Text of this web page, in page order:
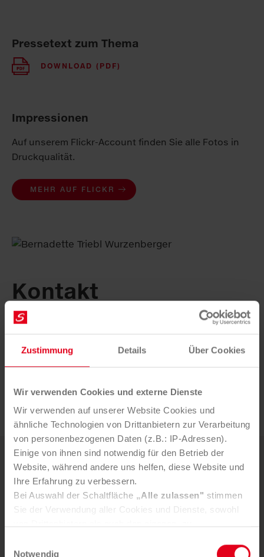
Zustimmung Details Über Cookies
Wir verwenden Cookies und externe Dienste
Wir verwenden auf unserer Website Cookies und
ähnliche Technologien von Drittanbietern zur Verarbeitung
von personenbezogenen Daten (z.B.: IP-Adressen).
Einige von ihnen sind notwendig für den Betrieb der
Website, während andere uns helfen, diese Website und
Ihre Erfahrung zu verbessern.
Bei Auswahl der Schaltfläche „Alle zulassen" stimmen
Sie der Verwendung aller Cookies und Dienste, sowohl
selbst zu entscheiden, welche Cookies-Setzung Sie
Notwendig
Pressetext zum Thema
DOWNLOAD (PDF)
Impressionen
Auf unserem Flickr-Account finden Sie alle Fotos in
Druckqualität.
MEHR AUF FLICKR
Kontakt
Bei Presseanfragen wenden Sie sich bitte an:
Mag. Bernadette Triebl-Wurzenberger
+43 664 80598 1013
Weitere News